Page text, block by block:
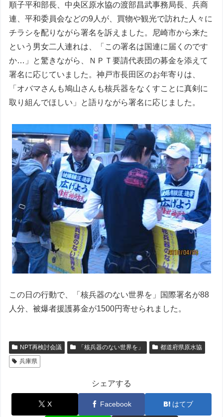
順子平和部長、中央区原水協の渡部昌武事務局長、兵商
連、平和委員会などの9人が、買物や観光で訪れた人々に
チラシを配りながら署名を訴えました。尼崎市から来た
という男女二人連れは、「この署名は国連に届くのです
か…」と驚きながら、ＮＰＴ要請代表団の募金を添えて
署名に応じていました。神戸市長田区のお年寄りは、
「オバマさんも鳩山さんも核兵器をなくすことに真剣に
取り組んでほしい」と語りながら署名に応じました。
この日の行動で、「核兵器のない世界を」国際署名が88
人分、被爆者援護募金が1500円寄せられました。
NPT再検討会議 「核兵器のない世界を」
都道府県原水協
兵庫県
シェアする
X Facebook はてブ